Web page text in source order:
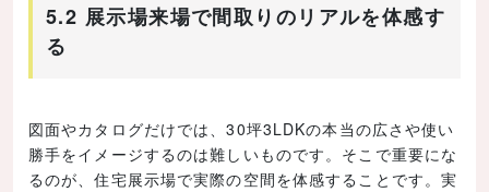
5.2 展示場来場で間取りのリアルを体感す
る
図面やカタログだけでは、30坪3LDKの本当の広さや使い
勝手をイメージするのは難しいものです。そこで重要にな
るのが、住宅展示場で実際の空間を体感することです。実